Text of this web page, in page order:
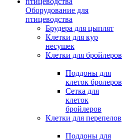
Оборудование для
птицеводства
Брудера для цыплят
Клетки для кур
несушек
Клетки для бройлеров
Поддоны для
клеток бролеров
Сетка для
клеток
бройлеров
Клетки для перепелов
Поддоны для